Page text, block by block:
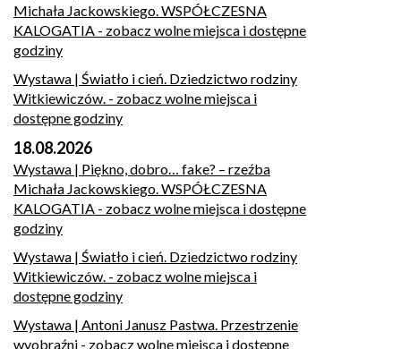
Michała Jackowskiego. WSPÓŁCZESNA
KALOGATIA - zobacz wolne miejsca i dostępne
godziny
Wystawa | Światło i cień. Dziedzictwo rodziny
Witkiewiczów. - zobacz wolne miejsca i
dostępne godziny
18.08.2026
Wystawa | Piękno, dobro… fake? – rzeźba
Michała Jackowskiego. WSPÓŁCZESNA
KALOGATIA - zobacz wolne miejsca i dostępne
godziny
Wystawa | Światło i cień. Dziedzictwo rodziny
Witkiewiczów. - zobacz wolne miejsca i
dostępne godziny
Wystawa | Antoni Janusz Pastwa. Przestrzenie
wyobraźni - zobacz wolne miejsca i dostępne